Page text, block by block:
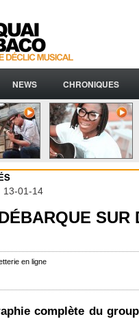
NEWS CHRONIQUES
13-01-14
SUR
en ligne
complète du